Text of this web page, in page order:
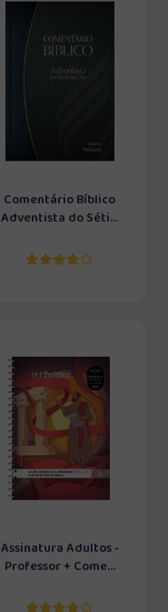
Comentário Bíblico
Adventista do Séti...
Assinatura Adultos -
Professor + Come...